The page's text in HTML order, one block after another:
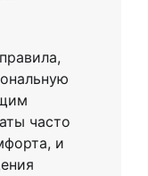
часто
и